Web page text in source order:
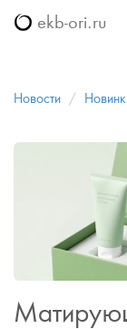
ekb-ori.ru
Новости